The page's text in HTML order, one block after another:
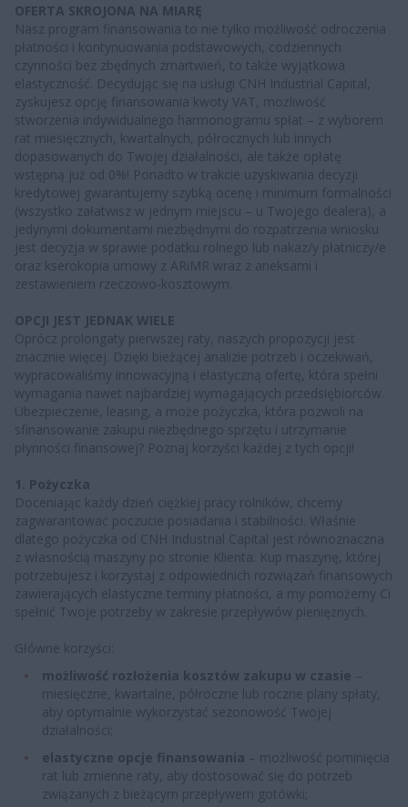
OFERTA SKROJONA NA MIARĘ
Nasz program finansowania to nie tylko możliwość odroczenia
płatności i kontynuowania podstawowych, codziennych
czynności bez zbędnych zmartwień, to także wyjątkowa
elastyczność. Decydując się na usługi CNH Industrial Capital,
zyskujesz opcję finansowania kwoty VAT, możliwość
stworzenia indywidualnego harmonogramu spłat – z wyborem
rat miesięcznych, kwartalnych, półrocznych lub innych
dopasowanych do Twojej działalności, ale także opłatę
wstępną już od 0%! Ponadto w trakcie uzyskiwania decyzji
kredytowej gwarantujemy szybką ocenę i minimum formalności
(wszystko załatwisz w jednym miejscu – u Twojego dealera), a
jedynymi dokumentami niezbędnymi do rozpatrzenia wniosku
jest decyzja w sprawie podatku rolnego lub nakaz/y płatniczy/e
oraz kserokopia umowy z ARiMR wraz z aneksami i
zestawieniem rzeczowo-kosztowym.
OPCJI JEST JEDNAK WIELE
Oprócz prolongaty pierwszej raty, naszych propozycji jest
znacznie więcej. Dzięki bieżącej analizie potrzeb i oczekiwań,
wypracowaliśmy innowacyjną i elastyczną ofertę, która spełni
wymagania nawet najbardziej wymagających przedsiębiorców.
Ubezpieczenie, leasing, a może pożyczka, która pozwoli na
sfinansowanie zakupu niezbędnego sprzętu i utrzymanie
płynności finansowej? Poznaj korzyści każdej z tych opcji!
1. Pożyczka
Doceniając każdy dzień ciężkiej pracy rolników, chcemy
zagwarantować poczucie posiadania i stabilności. Właśnie
dlatego pożyczka od CNH Industrial Capital jest równoznaczna
z własnością maszyny po stronie Klienta. Kup maszynę, której
potrzebujesz i korzystaj z odpowiednich rozwiązań finansowych
zawierających elastyczne terminy płatności, a my pomożemy Ci
spełnić Twoje potrzeby w zakresie przepływów pieniężnych.
Główne korzyści:
możliwość rozłożenia kosztów zakupu w czasie –
miesięczne, kwartalne, półroczne lub roczne plany spłaty,
aby optymalnie wykorzystać sezonowość Twojej
działalności;
elastyczne opcje finansowania – możliwość pominięcia
rat lub zmienne raty, aby dostosować się do potrzeb
związanych z bieżącym przepływem gotówki;